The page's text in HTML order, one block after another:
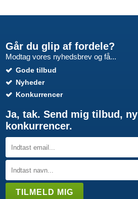
Går du glip af fordele?
Modtag vores nyhedsbrev og få...
Gode tilbud
Nyheder
Konkurrencer
Ja, tak. Send mig tilbud,
konkurrencer.